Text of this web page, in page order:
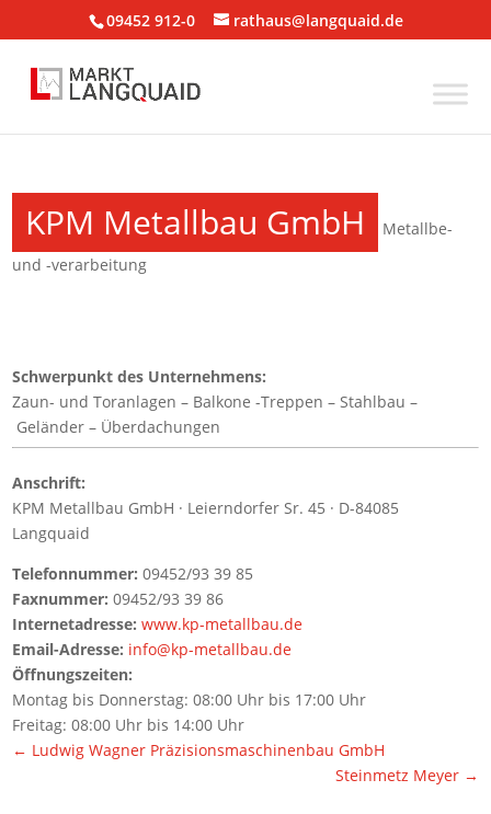
09452 912-0 rathaus@langquaid.de
KPM Metallbau GmbH
Metallbe-
und -verarbeitung
Schwerpunkt des Unternehmens:
Zaun- und Toranlagen – Balkone -Treppen – Stahlbau –
Geländer – Überdachungen
Anschrift:
KPM Metallbau GmbH · Leierndorfer Sr. 45 · D-84085
Langquaid
Telefonnummer: 09452/93 39 85
Faxnummer: 09452/93 39 86
Internetadresse: www.kp-metallbau.de
Email-Adresse: info@kp-metallbau.de
Öffnungszeiten:
Montag bis Donnerstag: 08:00 Uhr bis 17:00 Uhr
Freitag: 08:00 Uhr bis 14:00 Uhr
← Ludwig Wagner Präzisionsmaschinenbau GmbH
Steinmetz Meyer →